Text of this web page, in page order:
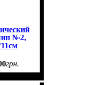
№2,
грн.